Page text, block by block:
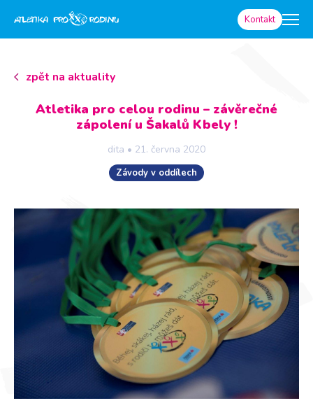
Kontakt
zpět na aktuality
Atletika pro celou rodinu – závěrečné
zápolení u Šakalů Kbely !
dita • 21. června 2020
Závody v oddílech